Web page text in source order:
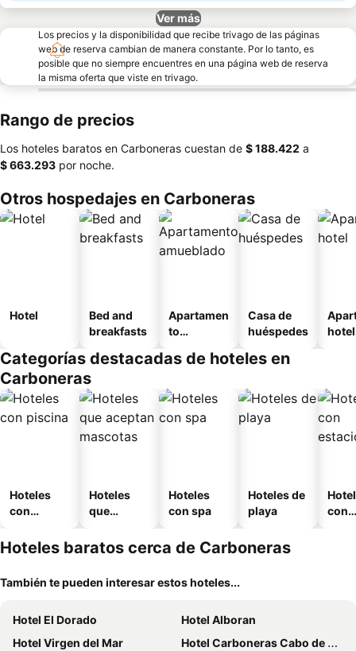
Ver más
Los precios y la disponibilidad que recibe trivago de las páginas
web de reserva cambian de manera constante. Por lo tanto, es
posible que no siempre encuentres en una página web de reserva
la misma oferta que viste en trivago.
Rango de precios
Los hoteles baratos en Carboneras cuestan de ‎$ 188.422 a
‎$ 663.293 por noche.
Otros hospedajes en Carboneras
Hotel
Bed and
breakfasts
Apartamen
to
o
Casa de
huéspedes
hotel
Categorías destacadas de hoteles en
Carboneras
Hoteles
con
Hoteles
que
mascotas
Hoteles
con spa
Hoteles de
playa
con
Hoteles baratos cerca de Carboneras
También te pueden interesar estos hoteles...
Hotel El Dorado
Hotel Alboran
Hotel Virgen del Mar
Hotel Carboneras Cabo de Gata